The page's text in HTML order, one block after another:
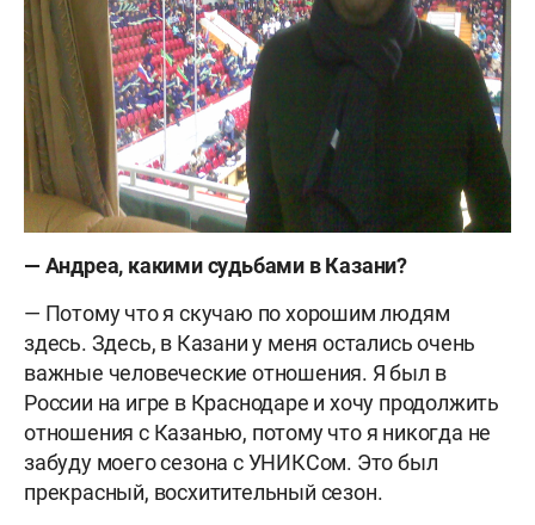
— Андреа, какими судьбами в Казани?
— Потому что я скучаю по хорошим людям
здесь. Здесь, в Казани у меня остались очень
важные человеческие отношения. Я был в
России на игре в Краснодаре и хочу продолжить
отношения с Казанью, потому что я никогда не
забуду моего сезона с УНИКСом. Это был
прекрасный, восхитительный сезон.